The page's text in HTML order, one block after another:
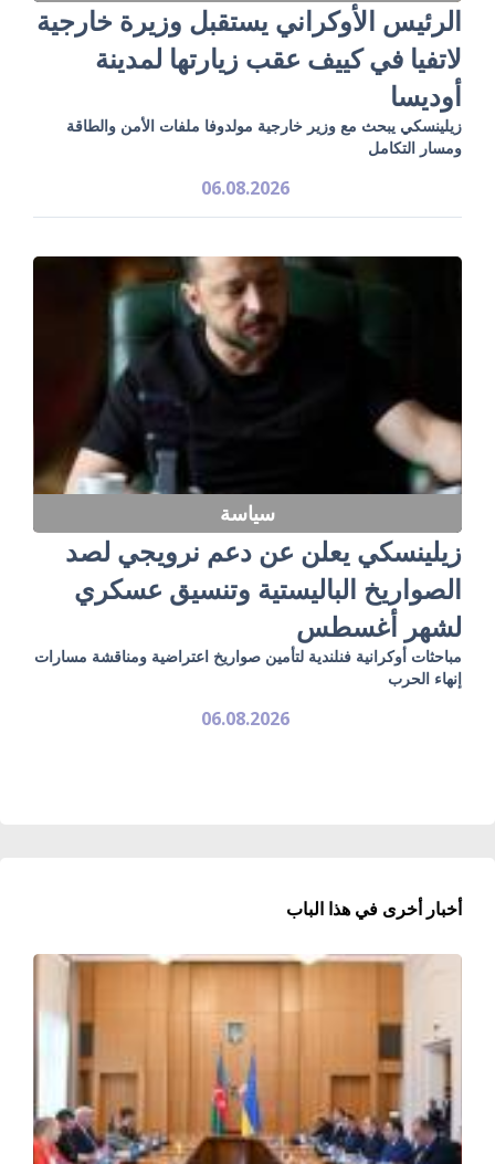
الرئيس الأوكراني يستقبل وزيرة خارجية
لاتفيا في كييف عقب زيارتها لمدينة
أوديسا
زيلينسكي يبحث مع وزير خارجية مولدوفا ملفات الأمن والطاقة
ومسار التكامل
06.08.2026
سياسة
زيلينسكي يعلن عن دعم نرويجي لصد
الصواريخ الباليستية وتنسيق عسكري
لشهر أغسطس
مباحثات أوكرانية فنلندية لتأمين صواريخ اعتراضية ومناقشة مسارات
إنهاء الحرب
06.08.2026
أخبار أخرى في هذا الباب